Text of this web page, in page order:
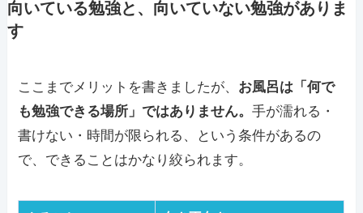
向いている勉強と、向いていない勉強がありま
す
ここまでメリットを書きましたが、 お風呂は「何で
も勉強できる場所」ではありません。手が濡れる・
書けない・時間が限られる、という条件があるの
で、できることはかなり絞られます。